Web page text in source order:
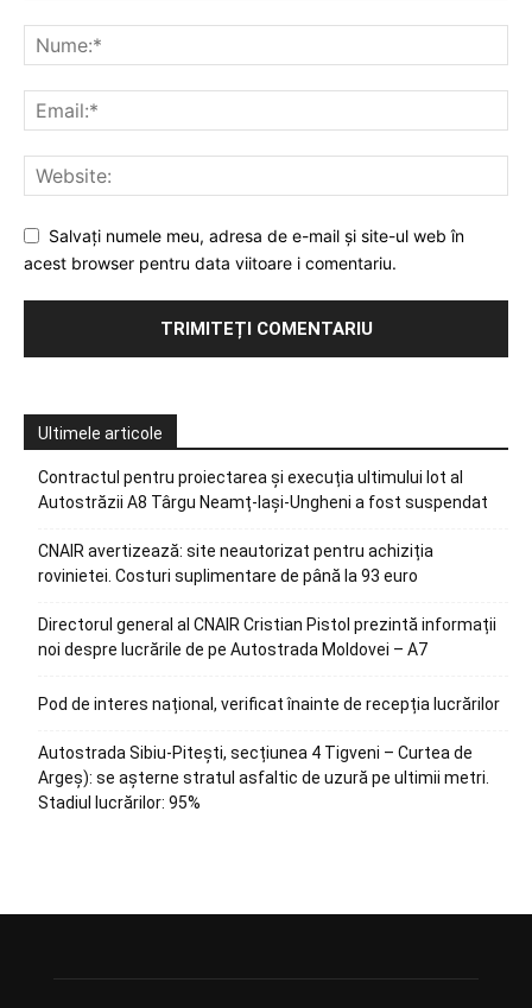
Salvați numele meu, adresa de e-mail și site-ul web în
acest browser pentru data viitoare i comentariu.
Ultimele articole
Contractul pentru proiectarea și execuția ultimului lot al
Autostrăzii A8 Târgu Neamț-Iași-Ungheni a fost suspendat
CNAIR avertizează: site neautorizat pentru achiziția
rovinietei. Costuri suplimentare de până la 93 euro
Directorul general al CNAIR Cristian Pistol prezintă informații
noi despre lucrările de pe Autostrada Moldovei – A7
Pod de interes național, verificat înainte de recepția lucrărilor
Autostrada Sibiu-Pitești, secțiunea 4 Tigveni – Curtea de
Argeș): se așterne stratul asfaltic de uzură pe ultimii metri.
Stadiul lucrărilor: 95%